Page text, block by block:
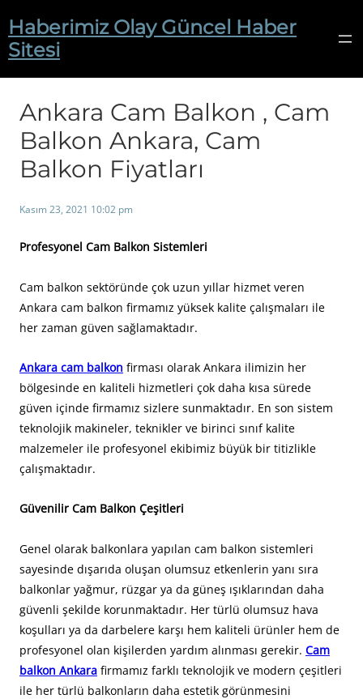
geçHaberimiz Olay Güncel Haber
Sitesi
Ankara Cam Balkon , Cam
Balkon Ankara, Cam
Balkon Fiyatları
Kasım 23, 2021 10:02 pm
Profesyonel Cam Balkon Sistemleri
Cam balkon sektöründe çok uzun yıllar hizmet veren
Ankara cam balkon firmamız yüksek kalite çalışmaları ile
her zaman güven sağlamaktadır.
Ankara cam balkon firması olarak Ankara ilimizin her
bölgesinde en kaliteli hizmetleri çok daha kısa sürede
güven içinde firmamız sizlere sunmaktadır. En son sistem
teknolojik makineler, teknikler ve birinci sınıf kalite
malzemeler ile profesyonel ekibimiz büyük bir titizlikle
çalışmaktadır.
Güvenilir Cam Balkon Çeşitleri
Genel olarak balkonlara yapılan cam balkon sistemleri
sayesinde dışarıda oluşan olumsuz etkenlerin yanı sıra
balkonlar yağmur, rüzgar ya da güneş ışıklarından daha
güvenli şekilde korunmaktadır. Her türlü olumsuz hava
koşulları ya da darbelere karşı hem kaliteli ürünler hem de
profesyonel olan kişilerden yardım alınması gerekir. Cam
balkon Ankara firmamız farklı teknolojik ve modern çeşitleri
ile her türlü balkonların daha estetik görünmesini